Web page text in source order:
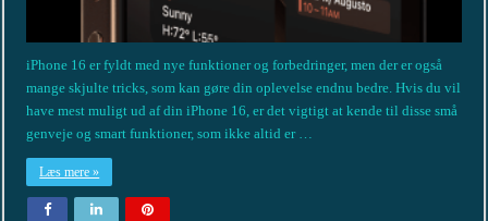
iPhone 16 er fyldt med nye funktioner og forbedringer, men der er også
mange skjulte tricks, som kan gøre din oplevelse endnu bedre. Hvis du vil
have mest muligt ud af din iPhone 16, er det vigtigt at kende til disse små
genveje og smart funktioner, som ikke altid er …
Læs mere »